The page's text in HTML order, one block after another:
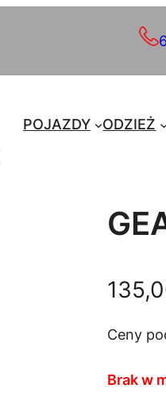
POJAZDY ODZIEŻ
Ceny
Brak w